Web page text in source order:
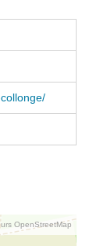
OpenStreetMap